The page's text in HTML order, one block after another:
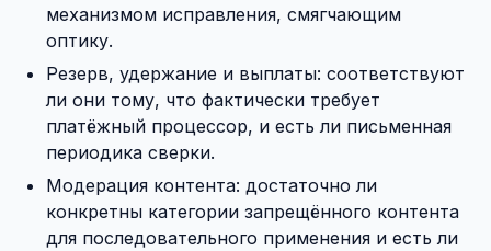
механизмом исправления, смягчающим
оптику.
Резерв, удержание и выплаты: соответствуют
ли они тому, что фактически требует
платёжный процессор, и есть ли письменная
периодика сверки.
Модерация контента: достаточно ли
конкретны категории запрещённого контента
для последовательного применения и есть ли